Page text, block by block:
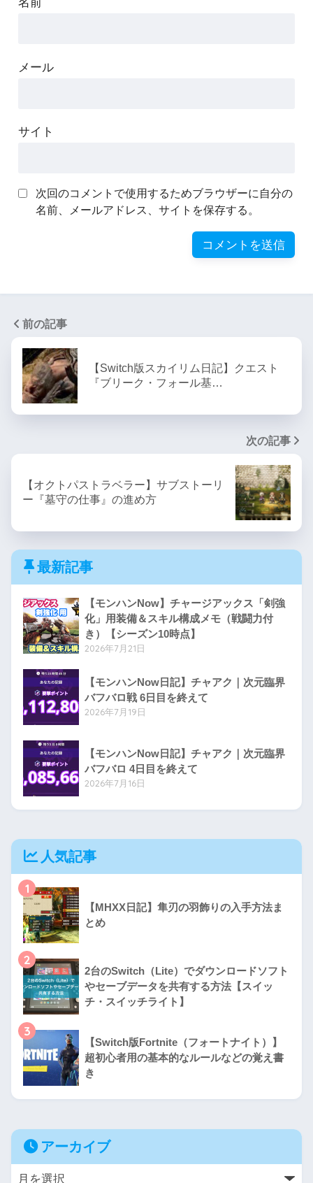
メール
サイト
次回のコメントで使用するためブラウザーに自分の
名前、メールアドレス、サイトを保存する。
前の記事
【Switch版スカイリム日記】クエスト
『ブリーク・フォール基…
次の記事
【オクトパストラベラー】サブストーリ
ー『墓守の仕事』の進め方
最新記事
【モンハンNow】チャージアックス「剣強
化」用装備＆スキル構成メモ（戦闘力付
き）【シーズン10時点】
2026年7月21日
【モンハンNow日記】チャアク｜次元臨界
バフバロ戦 6日目を終えて
2026年7月19日
【モンハンNow日記】チャアク｜次元臨界
バフバロ 4日目を終えて
2026年7月16日
人気記事
1
【MHXX日記】隼刃の羽飾りの入手方法ま
とめ
2
2台のSwitch（Lite）でダウンロードソフト
やセーブデータを共有する方法【スイッ
チ・スイッチライト】
3
【Switch版Fortnite（フォートナイト）】
超初心者用の基本的なルールなどの覚え書
き
アーカイブ